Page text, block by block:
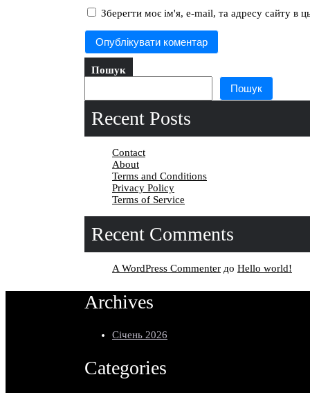
Зберегти моє ім'я, e-mail, та адресу сайту в
Пошук
Пошук
Recent Posts
Contact
About
Terms and Conditions
Privacy Policy
Terms of Service
Recent Comments
A WordPress Commenter до Hello world!
Archives
Січень 2026
Categories